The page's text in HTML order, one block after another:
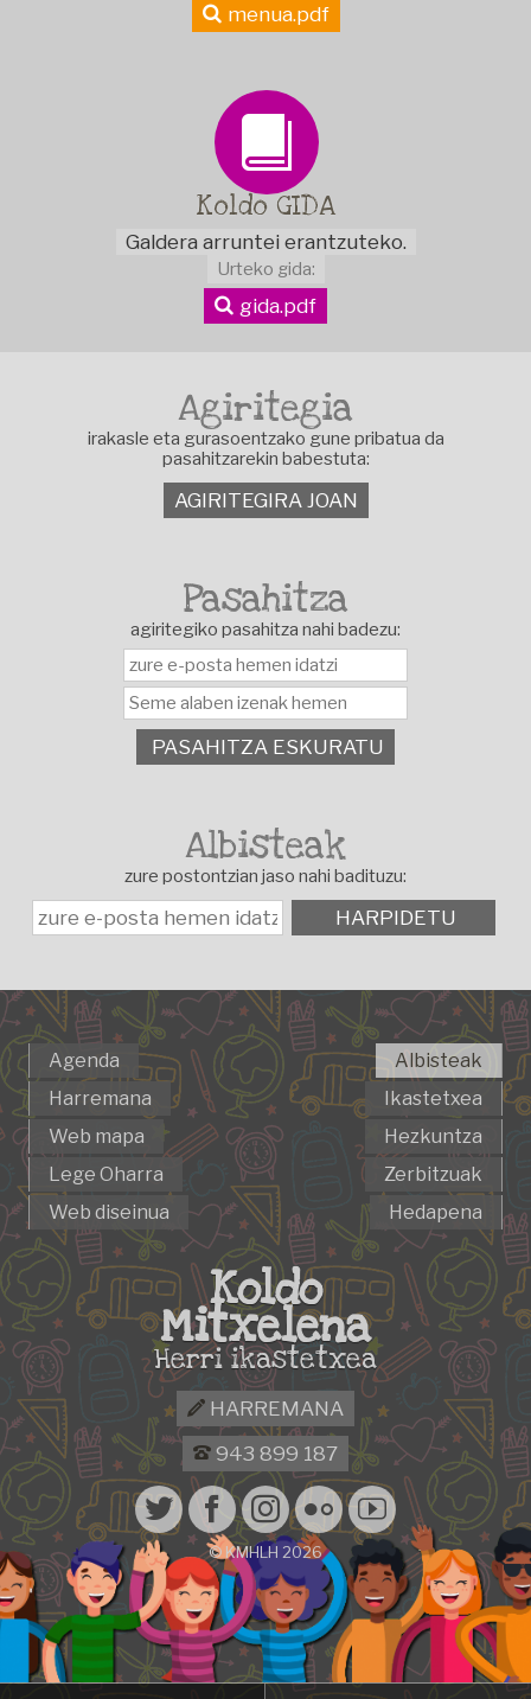
menua.pdf
KoldoGIDA
Galdera arruntei erantzuteko.
Urteko gida:
gida.pdf
Agiritegia
irakasle eta gurasoentzako gune pribatua da
pasahitzarekin babestuta:
AGIRITEGIRA JOAN
Pasahitza
agiritegiko pasahitza nahi badezu:
PASAHITZA ESKURATU
Albisteak
zure postontzian jaso nahi badituzu:
HARPIDETU
Agenda
Harremana
Web mapa
Lege Oharra
Web diseinua
Albisteak
Ikastetxea
Hezkuntza
Zerbitzuak
Hedapena
Koldo
Mitxelena
Herri ikastetxea
HARREMANA
943 899 187
© KMHLH 2026